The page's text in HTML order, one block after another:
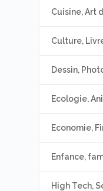
Cuisine, Art
Culture,
Dessin,
Ecologie,
Economie,
Enfance,
High Tech,